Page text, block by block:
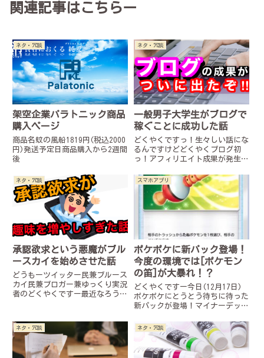
関連記事はこちらー
ネタ・冗談
架空企業パラトニック商品
購入ページ
商品名蚊の風船1819円(税込2000
円)発送予定日商品購入から2週間
後
ネタ・冗談
一般男子大学生がブログで
稼ぐことに成功した話
どくやくですっ！生々しい話にな
るんですけどどくやくブログ初
っ！アフィリエイト成果が発生し
でも出来たんだ！興味があるなら
みんなもブログやって欲しい！何
事もはじめの一歩から！実際に成
果が発生したページはこちら！小
さ...
ネタ・冗談
承認欲求という悪魔がブル
ースカイを始めさせた話
どうもーツイッター民兼ブルース
カイ民兼ブロガー兼ゆっくり実況
者のどくやくですー最近なろう小
す助けてください何で俺がこうな
ってしまったのか…こうなりたく
ない人も、逆に同じ人間になり
た...
スマホアプリ
ポケポケに新パック登場！
今度の環境では[ポケモン
の笛]が大暴れ！？
どくやくですー今日(12月17日)
ポケポケにとうとう待ちに待った
新パックが登場！マイナーデッキ
直飽きてきてたので普通に楽しみ
ですさて、そんな話題の新パック
ですが世間ではexポケモンのミ
ュウexとプテラexばかり...
ネタ・冗談 ネタ・冗談